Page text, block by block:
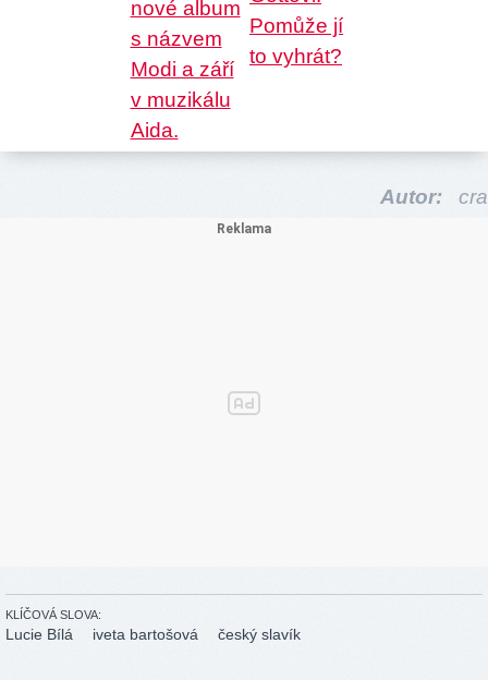
Autor: cra
KLÍČOVÁ SLOVA:
Lucie Bílá iveta bartošová český slavík